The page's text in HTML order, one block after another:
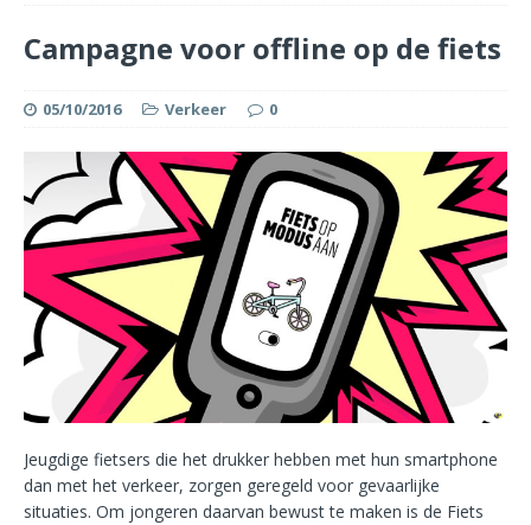
Campagne voor offline op de fiets
05/10/2016 Verkeer 0
Jeugdige fietsers die het drukker hebben met hun smartphone
dan met het verkeer, zorgen geregeld voor gevaarlijke
situaties. Om jongeren daarvan bewust te maken is de Fiets